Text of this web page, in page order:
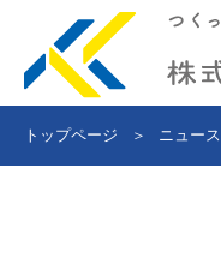
トップページ ＞ ニュース